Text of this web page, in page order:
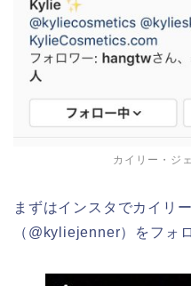
カイリー・ジ
まずはインスタでカイリ
（@kyliejenner）をフォ